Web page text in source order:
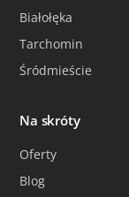
Białołęka
Tarchomin
Śródmieście
Na skróty
Oferty
Blog